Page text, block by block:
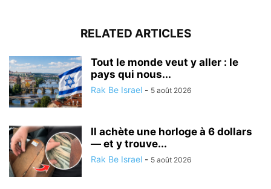
RELATED ARTICLES
Tout le monde veut y aller : le
pays qui nous...
Rak Be Israel - 5 août 2026
Il achète une horloge à 6 dollars
— et y trouve...
Rak Be Israel - 5 août 2026